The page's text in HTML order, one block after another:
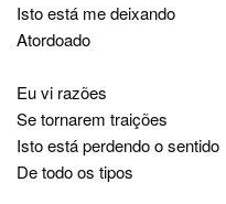
Isto está me deixando
Atordoado
Eu vi razões
Se tornarem traições
Isto está perdendo o sentido
De todo os tipos